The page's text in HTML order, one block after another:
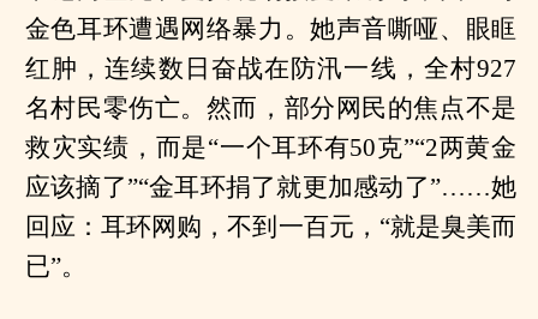
金色耳环遭遇网络暴力。她声音嘶哑、眼眶
红肿，连续数日奋战在防汛一线，全村927
名村民零伤亡。然而，部分网民的焦点不是
救灾实绩，而是“一个耳环有50克”“2两黄金
应该摘了”“金耳环捐了就更加感动了”……她
回应：耳环网购，不到一百元，“就是臭美而
已”。